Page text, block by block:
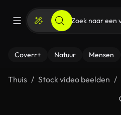
Coverr+ Natuur Mensen
Thuis Stock video beelden